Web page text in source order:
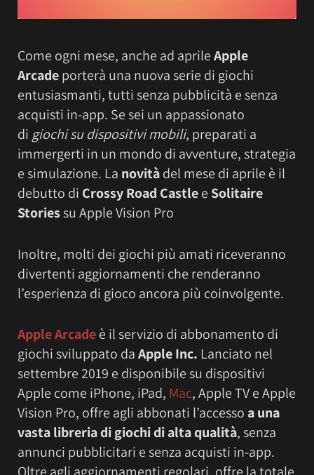
Come ogni mese, anche ad aprileApple
Arcadeporterà una nuova serie di giochi
entusiasmanti, tutti senza pubblicità e senza
acquisti in-app. Se sei un appassionato
di giochi su dispositivi mobili, preparati a
immergerti in un mondo di avventure, strategia
e simulazione. La novitàdel mese di aprile è il
debutto di Crossy Road Castlee Solitaire
Storiessu Apple Vision Pro
Inoltre, molti dei giochi più amati riceveranno
divertenti aggiornamenti che renderanno
l’esperienza di gioco ancora più coinvolgente.
Apple Arcadeè il servizio di abbonamento di
giochi sviluppato daApple Inc. Lanciato nel
settembre 2019 e disponibile su dispositivi
Apple come iPhone, iPad, Mac, Apple TV e Apple
Vision Pro, offre agli abbonati l’accesso a una
vasta libreria di giochi di alta qualità, senza
annunci pubblicitari e senza acquisti in-app.